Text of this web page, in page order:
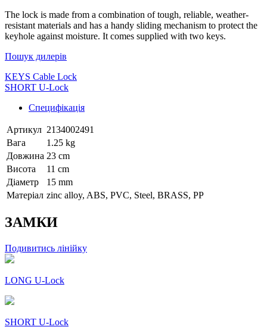
The lock is made from a combination of tough, reliable, weather-
resistant materials and has a handy sliding mechanism to protect the
keyhole against moisture. It comes supplied with two keys.
Пошук дилерів
KEYS Cable Lock
SHORT U-Lock
Специфікація
Артикул 2134002491
Вага
1.25 kg
Довжина 23 cm
Висота
11 cm
Діаметр
15 mm
Матеріал zinc alloy, ABS, PVC, Steel, BRASS, PP
ЗАМКИ
Подивитись лінійку
LONG U-Lock
SHORT U-Lock